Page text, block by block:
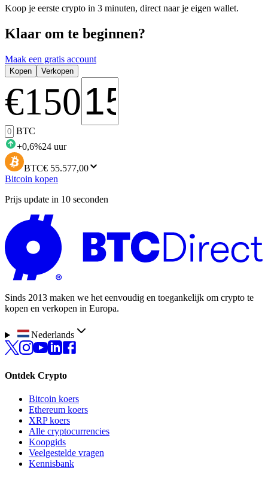
Koop je eerste crypto in 3 minuten, direct naar je eigen wallet.
Klaar om te beginnen?
Maak een gratis account
Kopen Verkopen
€150
BTC
+0,6%24 uur
BTC€ 55.577,00
Bitcoin kopen
Prijs update in 10 seconden
Sinds 2013 maken we het eenvoudig en toegankelijk om crypto te
kopen en verkopen in Europa.
Nederlands
Ontdek Crypto
Bitcoin koers
Ethereum koers
XRP koers
Alle cryptocurrencies
Koopgids
Veelgestelde vragen
Kennisbank